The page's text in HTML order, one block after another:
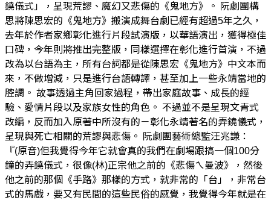
鐃儀式」，呈現荒謬、魔幻又悲傷的《鬼地方》。 阮劇團構
思將陳思宏的《鬼地方》搬演成舞台劇已經有超過5年之久，
去年於作者家鄉彰化進行片段試演版，以華語演出，獲得極佳
口碑，今年則將推出完整版，同樣選擇在彰化進行首演，不過
改為以台語為主，所有台詞都是從陳思宏《鬼地方》中文本而
來，不做增減，只是進行台語轉譯，甚至加上一些永靖當地的
腔調。 故事透過主角回家過程，帶出家庭故事、成長的經
驗、愛情片段以及家族女性的角色。 不過並不是呈現文青式
改編，反而加入原著中所沒有的－彰化永靖著名的弄鐃儀式，
呈現與死亡相關的荒謬與悲傷。 阮劇團藝術總監汪兆謙：
『(原音)但我覺得今年它就會真的我們在劇場跟搞一個100分
鐘的弄鐃儀式，很像(林)正宗他之前的《悲傷ㄟ曼波》，然後
他之前的那個《手路》那樣的方式，就非常的「台」，非常台
式的馬戲，要又有民間的這些民俗的感覺，我覺得今年就是在